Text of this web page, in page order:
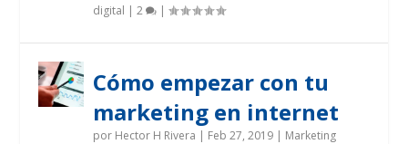
digital |2 |
Cómo empezar con tu
marketing en internet
por Hector H Rivera | Feb 27, 2019 | Marketing